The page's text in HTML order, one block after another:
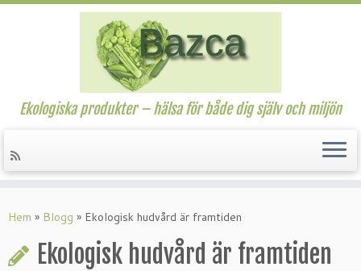
till
Ekologiska produkter – hälsa för både dig själv och miljön
Hem » Blogg » Ekologisk hudvård är framtiden
Ekologisk hudvård är framtiden